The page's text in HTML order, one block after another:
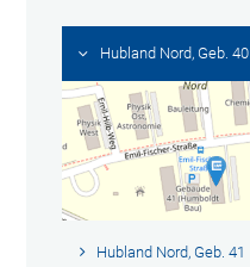
Hubland Nord, Geb. 40
Hubland Nord, Geb. 41